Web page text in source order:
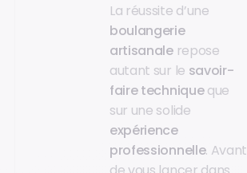
La réussite d’une
boulangerie
artisanalerepose
autant sur le savoir-
faire techniqueque
sur une solide
expérience
professionnelle. Avant